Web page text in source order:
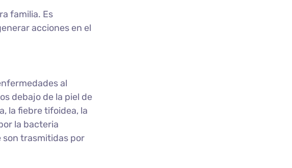
familia. Es
acciones en el
al
debajo de la piel de
la fiebre tifoidea, la
la bacteria
son trasmitidas por